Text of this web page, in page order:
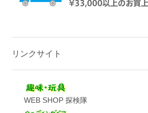
リンクサイト
WEB SHOP 探検隊